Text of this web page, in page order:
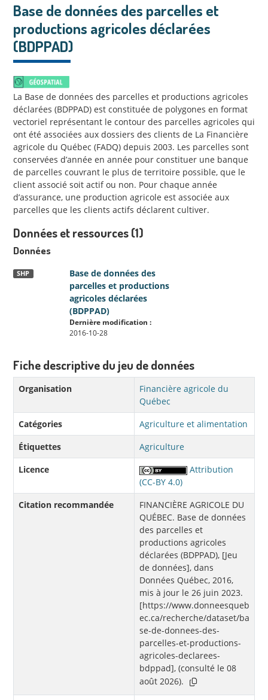
Base de données des parcelles et
productions agricoles déclarées
(BDPPAD)
La Base de données des parcelles et productions agricoles
déclarées (BDPPAD) est constituée de polygones en format
vectoriel représentant le contour des parcelles agricoles qui
ont été associées aux dossiers des clients de La Financière
agricole du Québec (FADQ) depuis 2003. Les parcelles sont
conservées d’année en année pour constituer une banque
de parcelles couvrant le plus de territoire possible, que le
client associé soit actif ou non. Pour chaque année
d’assurance, une production agricole est associée aux
parcelles que les clients actifs déclarent cultiver.
Données et ressources (1)
Données
Base de données des
parcelles et productions
agricoles déclarées
(BDPPAD)
SHP
Dernière modification :
2016-10-28
Fiche descriptive du jeu de données
Organisation
Financière agricole du
Québec
Catégories
Agriculture et alimentation
Étiquettes
Agriculture
Licence
Attribution
(CC-BY 4.0)
Citation recommandée
FINANCIÈRE AGRICOLE DU
QUÉBEC. Base de données
des parcelles et
productions agricoles
déclarées (BDPPAD), [Jeu
de données], dans
Données Québec, 2016,
mis à jour le 26 juin 2023.
[https://www.donneesqueb
ec.ca/recherche/dataset/ba
se-de-donnees-des-
parcelles-et-productions-
agricoles-declarees-
bdppad], (consulté le 08
août 2026).